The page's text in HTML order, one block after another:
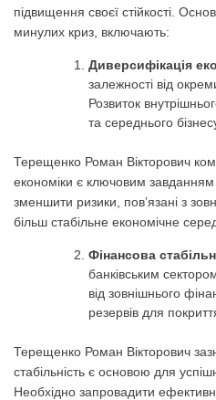
підвищення своєї стійкості.
минулих криз, включають:
Диверсифікація
залежності від
Розвиток
та середнього
Терещенко Роман Вікторович
економіки є ключовим
зменшити ризики, пов’язані з
більш стабільне економічне
Фінансова
банківським
від зовнішнього
резервів для
Терещенко Роман Вікторович
стабільність є основою для
Необхідно запровадити